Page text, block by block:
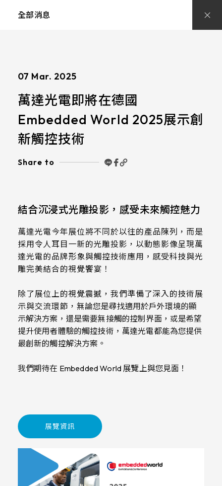
全部消息
07 Mar. 2025
萬達光電即將在德國
Embedded World 2025展示創
新觸控技術
Share to
結合沉浸式光雕投影，感受未來觸控魅力
萬達光電今年展位將不同於以往的產品陳列，而是
採用令人耳目一新的光雕投影，以動態影像呈現萬
達光電的品牌形象與觸控技術應用，感受科技與光
雕完美結合的視覺饗宴！
除了展位上的視覺震撼，我們準備了深入的技術展
示與交流環節， 無論您是尋找適用於戶外環境的顯
示解決方案，還是需要無接觸的控制界面，或是希望
提升使用者體驗的觸控技術，萬達光電都能為您提供
最創新的觸控解決方案。
我們期待在 Embedded World 展覽上與您見面！
展覽資訊